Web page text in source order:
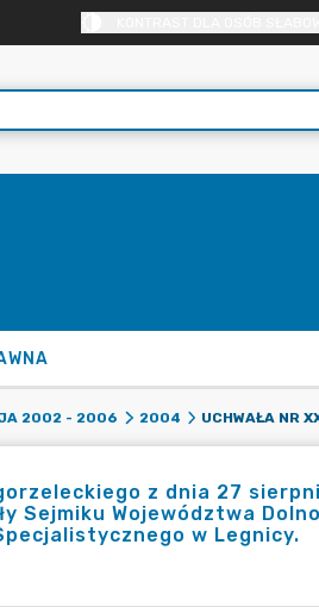
2002 - 2006 2004
z dnia 27
Sejmiku Województwa
w Legnicy.